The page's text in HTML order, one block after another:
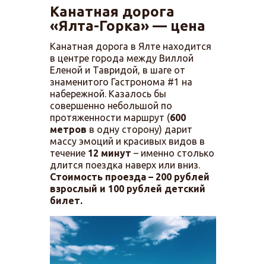
Канатная дорога
«Ялта-Горка» — цена
Канатная дорога в Ялте находится
в центре города между Виллой
Еленой и Тавридой, в шаге от
знаменитого Гастронома #1 на
набережной. Казалось бы
совершенно небольшой по
протяженности маршрут (600
метров в одну сторону) дарит
массу эмоций и красивых видов в
течение 12 минут – именно столько
длится поездка наверх или вниз.
Стоимость проезда – 200 рублей
взрослый и 100 рублей детский
билет.